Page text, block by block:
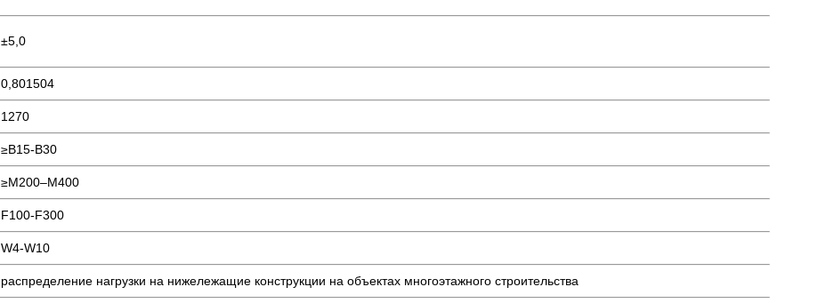
±5,0
0,801504
1270
≥В15-В30
≥М200–М400
F100-F300
W4-W10
распределение нагрузки на нижележащие конструкции на объектах многоэтажного строительства